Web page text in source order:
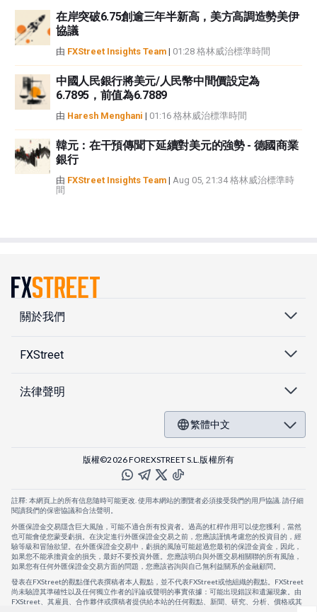
在岸突破6.75創逾三年半新高，美方高調造勢美伊
協議
由 FXStreet Insights Team | 01:28 格林威治標準時間
中國人民銀行將美元/人民幣中間價設定為
6.7895，前值為6.7889
由 Haresh Menghani | 01:16 格林威治標準時間
韓元：在干預傳聞下延續對美元的強勢 - 德國商業
銀行
由 FXStreet Insights Team | Aug 05, 21:34 格林威治標準時
間
關於我們
FXStreet
法律聲明
繁體中文
版權©2026 FOREXSTREET S.L.版權所有
註釋: 本網頁上的所有信息隨時可能更改. 使用本網站的瀏覽者必須接受我們的用戶協議. 請仔細
閱讀我們的保密協議和合法聲明。
外匯保證金交易隱含巨大風險，可能不適合所有投資者。過高的杠桿作用可以使您獲利，當然
也可能會使您蒙受虧損。在決定進行外匯保證金交易之前，您應該謹慎考慮您的投資目的，經
驗等級和冒險欲望。在外匯保證金交易中，虧損的風險可能超過您最初的保證金資金，因此，
如果您不能承擔資金的損失，最好不要投資外匯。您應該明白與外匯交易相關聯的所有風險，
如果您有任何外匯保證金交易方面的問題，您應該咨詢與自己無利益關系的金融顧問。
發表在FXStreet的觀點僅代表撰稿者本人觀點，並不代表FXStreet或他組織的觀點。FXStreet
尚未驗證其準確性以及任何獨立作者的評論或聲明的事實依據：可能出現錯誤和遺漏現象。由
FXStreet、其雇員、合作夥伴或撰稿者提供給本站的任何觀點、新聞、研究、分析、價格或其